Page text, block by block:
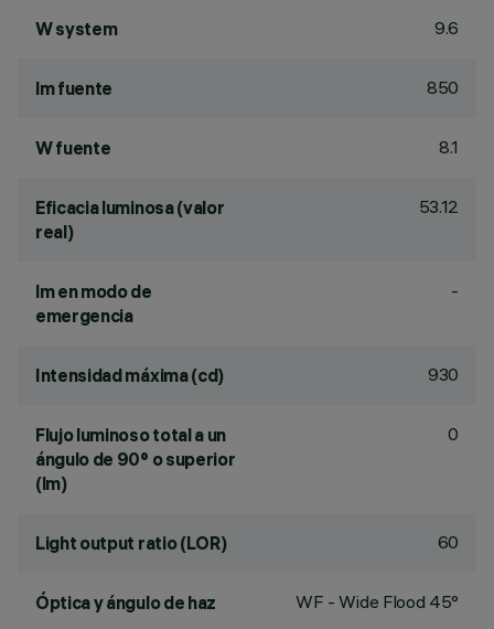
W system 9.6
lm fuente 850
W fuente 8.1
Eficacia luminosa (valor
real)
53.12
lm en modo de
emergencia
-
Intensidad máxima (cd) 930
Flujo luminoso total a un
ángulo de 90° o superior
(lm)
0
Light output ratio (LOR) 60
Óptica y ángulo de haz WF - Wide Flood 45°